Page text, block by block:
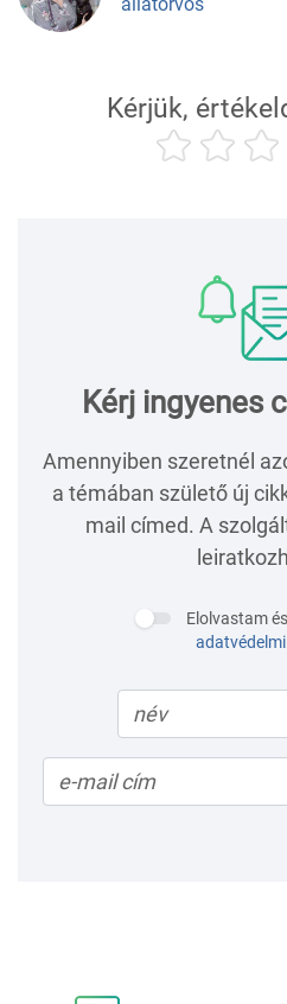
Kérjük,
Kérj ingyenes
Amennyiben szeretnél
a témában születő új
mail címed. A
Elolvastam